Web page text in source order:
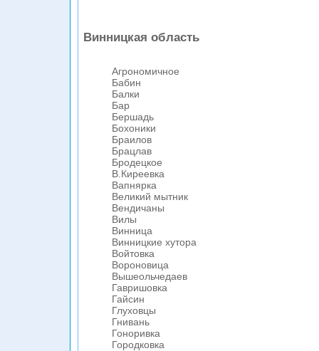
Винницкая область
Агрономичное
Бабин
Балки
Бар
Бершадь
Бохоники
Браилов
Брацлав
Бродецкое
В.Киреевка
Вапнярка
Великий мытник
Вендичаны
Вилы
Винница
Винницкие хутора
Войтовка
Вороновица
Вышеольчедаев
Гавришовка
Гайсин
Глуховцы
Гнивань
Гоноривка
Городковка